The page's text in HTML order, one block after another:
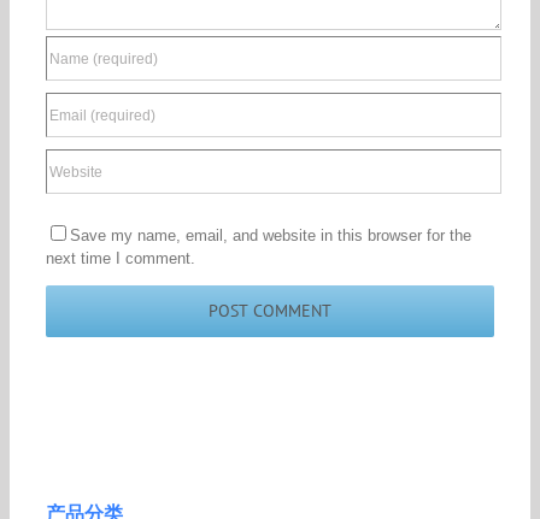
Save my name, email, and website in this browser for the
next time I comment.
产品分类